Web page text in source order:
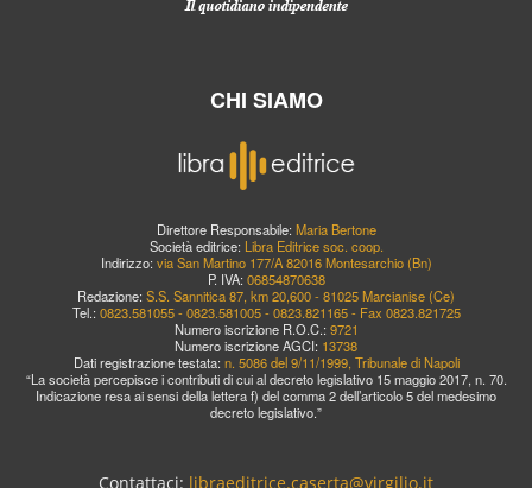
CHI SIAMO
Direttore Responsabile: Maria Bertone
Società editrice: Libra Editrice soc. coop.
Indirizzo: via San Martino 177/A 82016 Montesarchio (Bn)
P. IVA: 06854870638
Redazione: S.S. Sannitica 87, km 20,600 - 81025 Marcianise (Ce)
Tel.: 0823.581055 - 0823.581005 - 0823.821165 - Fax 0823.821725
Numero iscrizione R.O.C.: 9721
Numero iscrizione AGCI: 13738
Dati registrazione testata: n. 5086 del 9/11/1999, Tribunale di Napoli
“La società percepisce i contributi di cui al decreto legislativo 15 maggio 2017, n. 70.
Indicazione resa ai sensi della lettera f) del comma 2 dell’articolo 5 del medesimo
decreto legislativo.”
Contattaci: libraeditrice.caserta@virgilio.it